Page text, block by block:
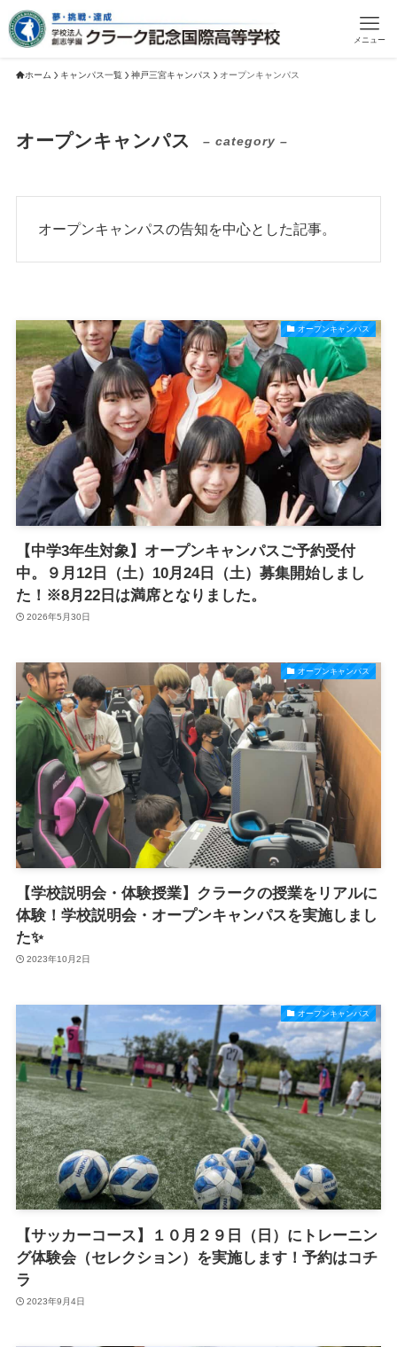
メニュー
ホーム キャンパス一覧 神戸三宮キャンパス オープンキャンパス
オープンキャンパス – category –
オープンキャンパスの告知を中心とした記事。
オープンキャンパス
【中学3年生対象】オープンキャンパスご予約受付
中。９月12日（土）10月24日（土）募集開始しまし
た！※8月22日は満席となりました。
2026年5月30日
オープンキャンパス
【学校説明会・体験授業】クラークの授業をリアルに
体験！学校説明会・オープンキャンパスを実施しまし
た✨
2023年10月2日
オープンキャンパス
【サッカーコース】１０月２９日（日）にトレーニン
グ体験会（セレクション）を実施します！予約はコチ
ラ
2023年9月4日